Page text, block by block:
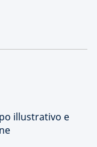
illustrativo e